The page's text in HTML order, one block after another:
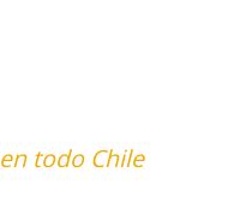
todo Chile